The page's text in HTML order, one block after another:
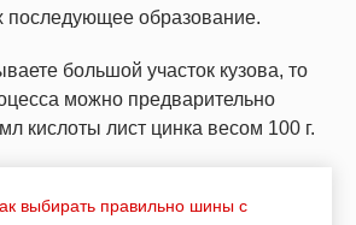
последующее образование.
большой участок кузова, то
можно предварительно
кислоты лист цинка весом 100 г.
выбирать правильно шины с